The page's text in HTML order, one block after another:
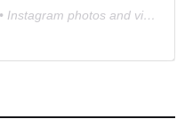
Instagram photos and videos